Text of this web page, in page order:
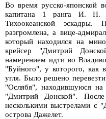
Во время русско-японской
капитана 1 ранга И. Н.
Тихоокеанской
разгромлена, а вице-
который находился на
крейсер "Дмитрий
намерением идти во
"Буйного", у которого, как
угля. Было решено
"Ослябя", находившуюся
"Дмитрий Донской".
несколькими выстрелами с
острова Дажелет.